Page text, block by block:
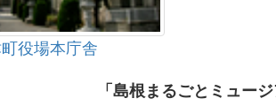
役場本庁舎
「島根まるごとミュー